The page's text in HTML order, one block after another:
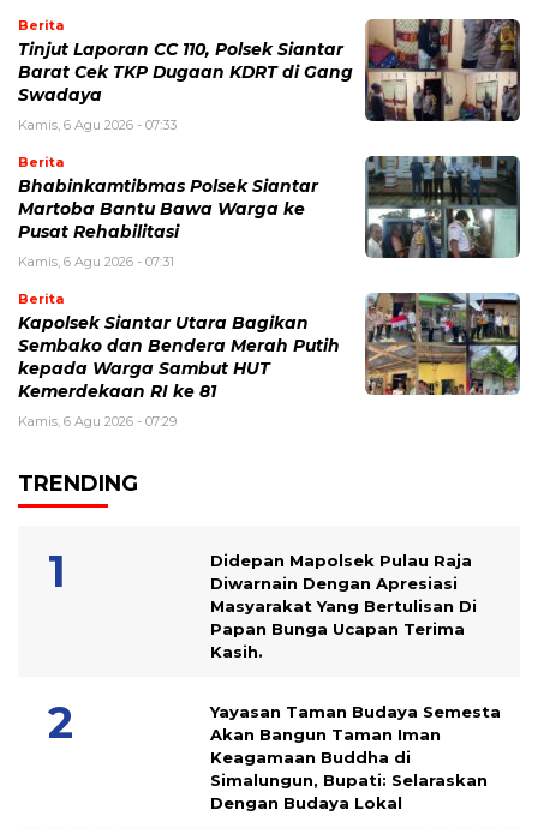
Berita
Tinjut Laporan CC 110, Polsek Siantar
Barat Cek TKP Dugaan KDRT di Gang
Swadaya
Kamis, 6 Agu 2026 - 07:33
Berita
Bhabinkamtibmas Polsek Siantar
Martoba Bantu Bawa Warga ke
Pusat Rehabilitasi
Kamis, 6 Agu 2026 - 07:31
Berita
Kapolsek Siantar Utara Bagikan
Sembako dan Bendera Merah Putih
kepada Warga Sambut HUT
Kemerdekaan RI ke 81
Kamis, 6 Agu 2026 - 07:29
TRENDING
Didepan Mapolsek Pulau Raja
Diwarnain Dengan Apresiasi
Masyarakat Yang Bertulisan Di
Papan Bunga Ucapan Terima
Kasih.
Yayasan Taman Budaya Semesta
Akan Bangun Taman Iman
Keagamaan Buddha di
Simalungun, Bupati: Selaraskan
Dengan Budaya Lokal